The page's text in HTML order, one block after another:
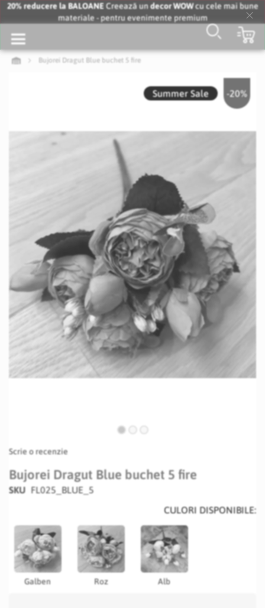
20% reducere la BALOANE Creează undecor WOWcu cele mai bune
materiale - pentru evenimente premium
Bujorei Dragut Blue buchet 5 fire
to
beginning
of
gallery
-20%
Summer Sale
Scrie o recenzie
Bujorei Dragut Blue buchet 5 fire
SKU FL025_BLUE_5
CULORI DISPONIBILE:
Galben Roz Alb
Bar